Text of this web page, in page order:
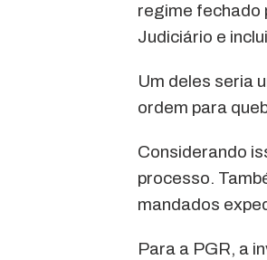
regime fechado
Judiciário e
Um deles seria
ordem para
Considerando
processo.
mandados
Para a PGR, a